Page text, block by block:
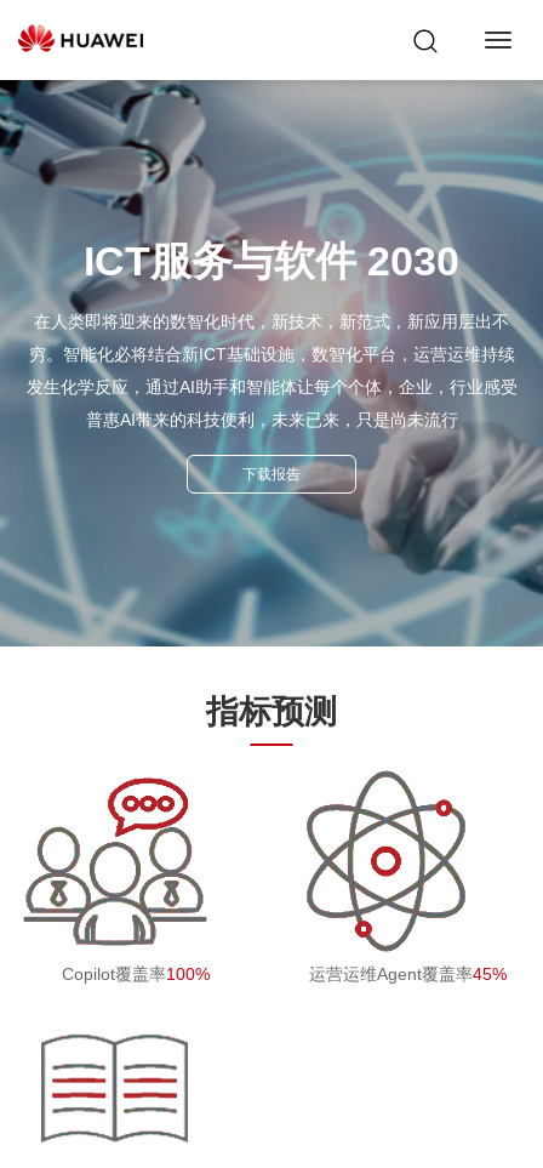
ICT服务与软件 2030
在人类即将迎来的数智化时代，新技术，新范式，新应用层出不
穷。智能化必将结合新ICT基础设施，数智化平台，运营运维持续
发生化学反应，通过AI助手和智能体让每个个体，企业，行业感受
普惠AI带来的科技便利，未来已来，只是尚未流行
下载报告
指标预测
Copilot覆盖率100% 运营运维Agent覆盖率45%